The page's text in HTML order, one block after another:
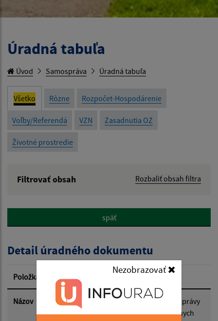
Nezobrazovať
Úradná tabuľa
Úvod Samospráva Úradná tabuľa
Všetko Rôzne Rozpočet-Hospodárenie
Voľby/Referendá VZN Zasadnutia OZ
Životné prostredie
Filtrovať obsah Rozbaliť obsah filtra
Popis:
Dátum zverejnenia od:
Dátum zverejnenia do:
späť
Detail úradného dokumentu
Položka Informácia
Názov
Vyhlásenie volieb do orgánov samosprávy
obci a voľby do orgánov samosprávnych